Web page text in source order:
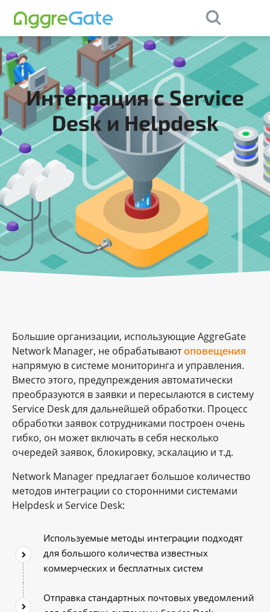
Интеграция с Service
Desk и Helpdesk
Большие организации, использующие AggreGate
Network Manager, не обрабатываютоповещения
напрямую в системе мониторинга и управления.
Вместо этого, предупреждения автоматически
преобразуются в заявки и пересылаются в систему
Service Desk для дальнейшей обработки. Процесс
обработки заявок сотрудниками построен очень
гибко, он может включать в себя несколько
очередей заявок, блокировку, эскалацию и т.д.
Network Manager предлагает большое количество
методов интеграции со сторонними системами
Helpdesk и Service Desk:
Используемые методы интеграции подходят
для большого количества известных
коммерческих и бесплатных систем
Отправка стандартных почтовых уведомлений
Contact Us